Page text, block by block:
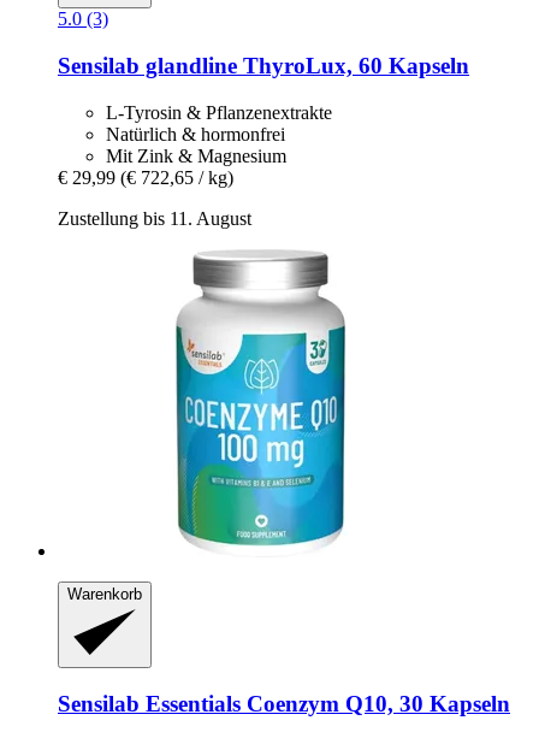
5.0 (3)
Sensilab glandline ThyroLux, 60 Kapseln
L-Tyrosin & Pflanzenextrakte
Natürlich & hormonfrei
Mit Zink & Magnesium
€ 29,99 (€ 722,65 / kg)
Zustellung bis 11. August
Warenkorb
Sensilab Essentials Coenzym Q10, 30 Kapseln